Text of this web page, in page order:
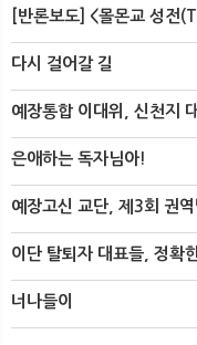
[반론보도] <몰몬교 성전
다시 걸어갈 길
예장통합 이대위, 신천지
은애하는 독자님아!
예장고신 교단, 제3회 권역
이단 탈퇴자 대표들, 정확
너나들이